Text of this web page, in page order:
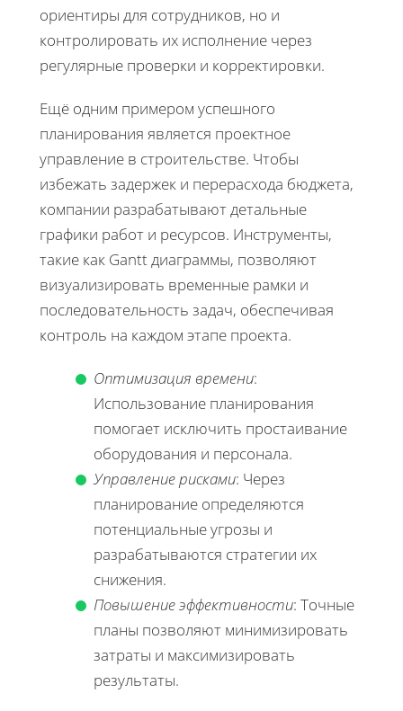
ориентиры для сотрудников, но и
контролировать их исполнение через
регулярные проверки и корректировки.
Ещё одним примером успешного
планирования является проектное
управление в строительстве. Чтобы
избежать задержек и перерасхода бюджета,
компании разрабатывают детальные
графики работ и ресурсов. Инструменты,
такие как Gantt диаграммы, позволяют
визуализировать временные рамки и
последовательность задач, обеспечивая
контроль на каждом этапе проекта.
Оптимизация времени:
Использование планирования
помогает исключить простаивание
оборудования и персонала.
Управление рисками: Через
планирование определяются
потенциальные угрозы и
разрабатываются стратегии их
снижения.
Повышение эффективности: Точные
планы позволяют минимизировать
затраты и максимизировать
результаты.